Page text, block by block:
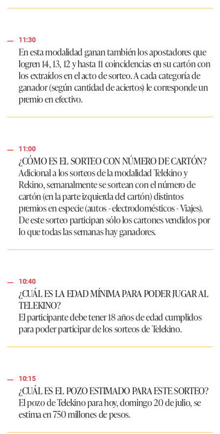
11:30
En esta modalidad ganan también los apostadores que
logren14, 13, 12y hasta11coincidencias en su cartón con
los extraídos en el acto de sorteo. A cada categoría de
ganador (según cantidad de aciertos) le corresponde un
premio en efectivo.
11:00
¿CÓMO ES EL SORTEO CON NÚMERO DE CARTÓN?
Adicional a los sorteos de la modalidad Telekino y
Rekino, semanalmente se sortean con el número de
cartón (en la parte izquierda del cartón) distintos
premios en especie (autos - electrodomésticos - Viajes).
De este sorteo participan sólo los cartones vendidos por
lo que todas las semanas hay ganadores.
10:40
¿CUÁL ES LA EDAD MÍNIMA PARA PODER JUGAR AL
TELEKINO?
El participante debe tener 18 años de edad cumplidos
para poder participar de los sorteos deTelekino.
10:15
¿CUÁL ES EL POZO ESTIMADO PARA ESTE SORTEO?
El pozo deTelekinopara hoy, domingo 20 de julio, se
estima en750 millones de pesos.